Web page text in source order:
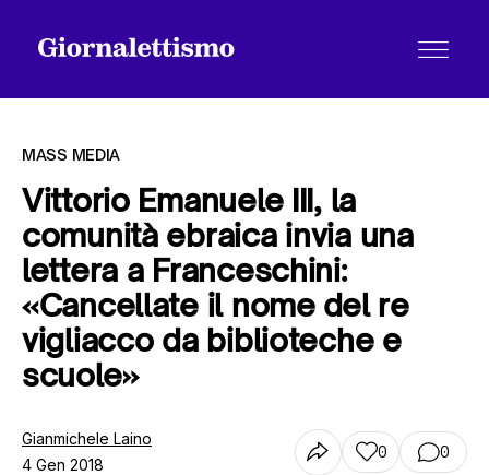
Tutti gli articoli
Chi siamo
MASS MEDIA
Vittorio Emanuele III, la
comunità ebraica invia una
lettera a Franceschini:
«Cancellate il nome del re
vigliacco da biblioteche e
scuole»
Gianmichele Laino
4 Gen 2018
0 0